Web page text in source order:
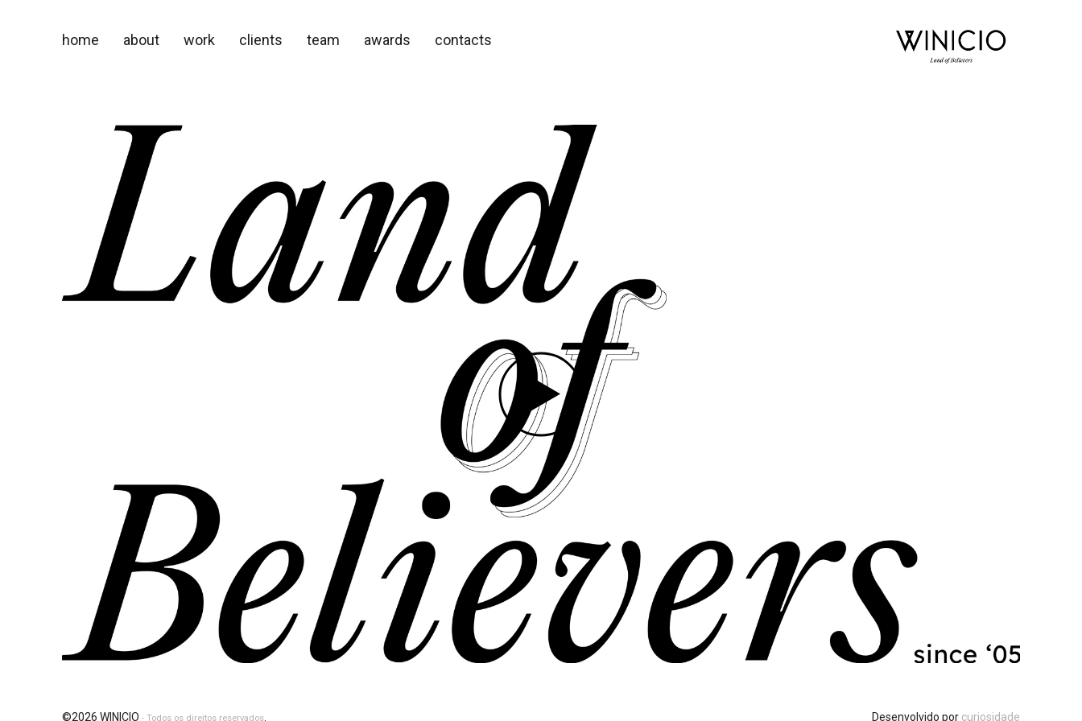
home about work clients team awards contacts
©2026 WINICIO - Todos os direitos reservados. Desenvolvido por curiosidade